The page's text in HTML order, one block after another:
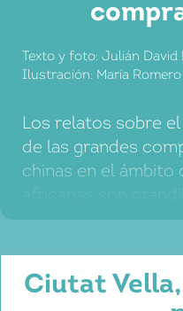
Texto y foto: Julián David
Ilustración: María
Los relatos sobre
de las grandes
chinas en el ámbito
africanas son
en medio de la
altamente
sensación de que
Ciutat